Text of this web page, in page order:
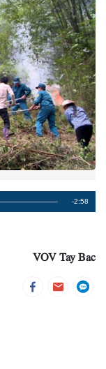
Remaining
-2:58
VOV Tay Bac